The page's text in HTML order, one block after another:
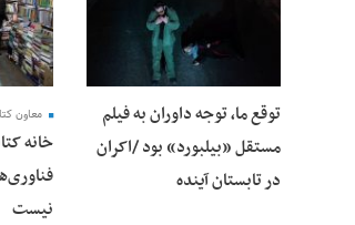
توقع ما، توجه داوران به فیلم
مستقل «بیلبورد» بود /اکران
در تابستان آینده
معاون
خانه
نیست